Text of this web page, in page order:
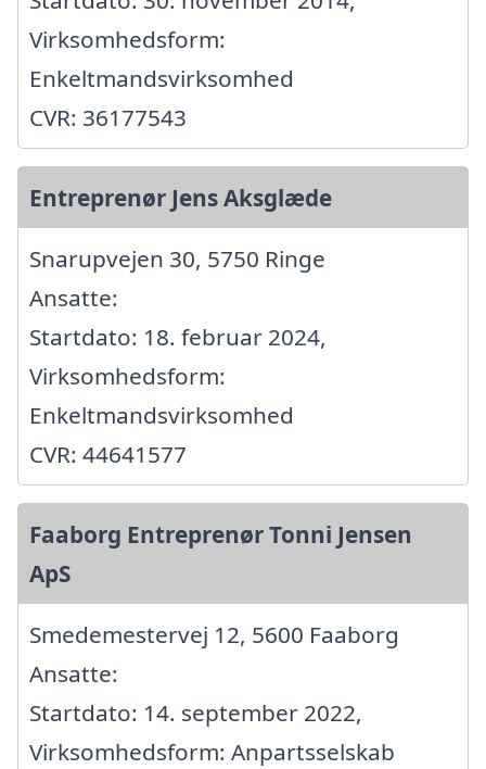
Virksomhedsform:
Enkeltmandsvirksomhed
CVR: 36177543
Entreprenør Jens Aksglæde
Snarupvejen 30, 5750 Ringe
Ansatte:
Startdato: 18. februar 2024,
Virksomhedsform:
Enkeltmandsvirksomhed
CVR: 44641577
Faaborg Entreprenør Tonni Jensen
ApS
Smedemestervej 12, 5600 Faaborg
Ansatte:
Startdato: 14. september 2022,
Virksomhedsform: Anpartsselskab